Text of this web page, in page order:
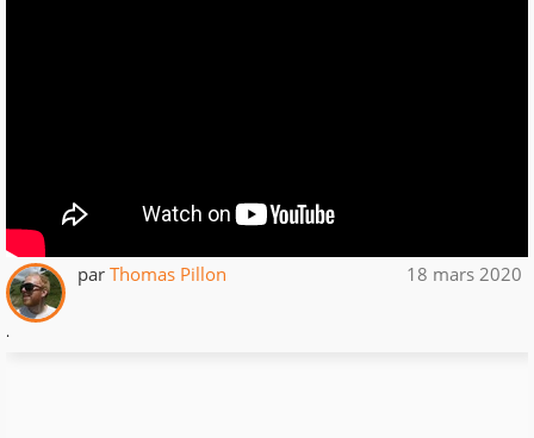
par Thomas Pillon 18 mars 2020
.